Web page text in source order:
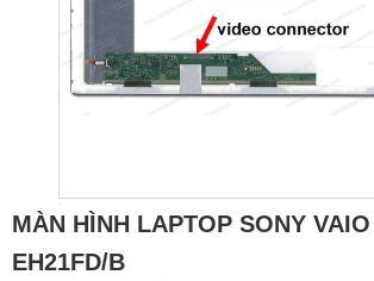
MÀN HÌNH LAPTOP SONY
EH21FD/B